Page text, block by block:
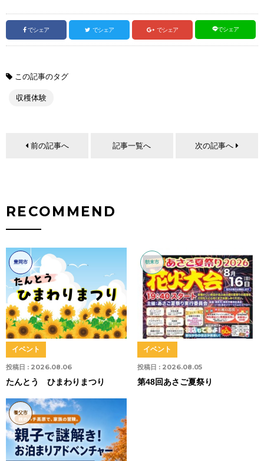
でシェア でシェア でシェア でシェア
この記事のタグ
収穫体験
前の記事へ 記事一覧へ 次の記事へ
RECOMMEND
豊岡市
投稿日 : 2026.08.06
イベント
たんとう ひまわりまつり
朝来市
投稿日 : 2026.08.05
イベント
第48回あさご夏祭り
養父市